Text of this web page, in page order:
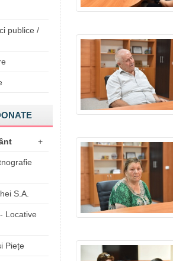
publice /
+
S.A.
Locative
Piețe